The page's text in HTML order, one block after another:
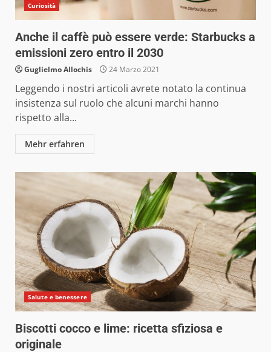
Curiosità
Anche il caffè può essere verde: Starbucks a
emissioni zero entro il 2030
Guglielmo Allochis 24 Marzo 2021
Leggendo i nostri articoli avrete notato la continua
insistenza sul ruolo che alcuni marchi hanno
rispetto alla...
Mehr erfahren
Salute e benessere
Biscotti cocco e lime: ricetta sfiziosa e
originale